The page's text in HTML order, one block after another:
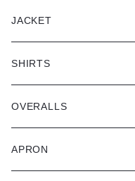
JACKET
SHIRTS
OVERALLS
APRON